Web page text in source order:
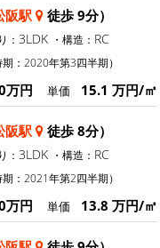
阪駅 徒歩 9分）
： 3LDK ・構造： RC
期：2020年第3四半期）
万円 単価 15.1 万円/㎡
阪駅 徒歩 8分）
： 3LDK ・構造： RC
期：2021年第2四半期）
万円 単価 13.8 万円/㎡